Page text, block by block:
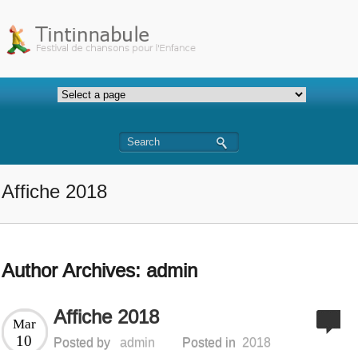
Affiche 2018
Author Archives: admin
Affiche 2018
Mar
10 Posted by admin Posted in 2018